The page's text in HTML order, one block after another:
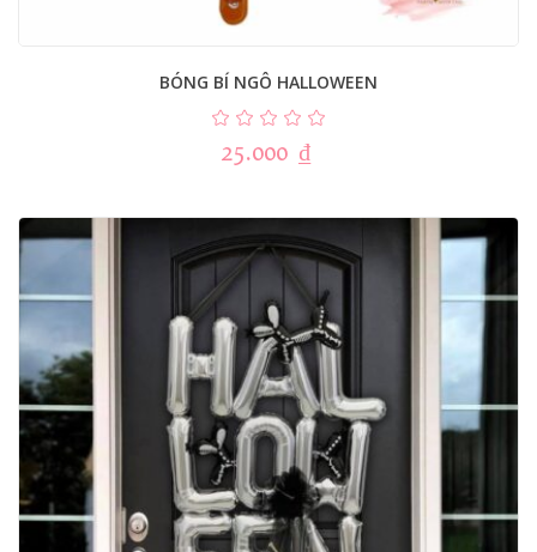
BÓNG BÍ NGÔ HALLOWEEN
25.000 ₫